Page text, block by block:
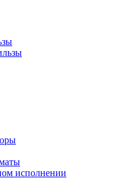
исполнении